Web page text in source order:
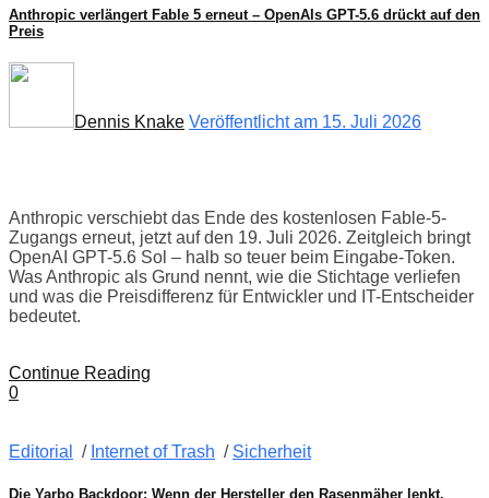
Anthropic verlängert Fable 5 erneut – OpenAIs GPT-5.6 drückt auf den
Preis
Dennis Knake Veröffentlicht am 15. Juli 2026
Anthropic verschiebt das Ende des kostenlosen Fable-5-
Zugangs erneut, jetzt auf den 19. Juli 2026. Zeitgleich bringt
OpenAI GPT-5.6 Sol – halb so teuer beim Eingabe-Token.
Was Anthropic als Grund nennt, wie die Stichtage verliefen
und was die Preisdifferenz für Entwickler und IT-Entscheider
bedeutet.
Continue Reading
0
Editorial / Internet of Trash / Sicherheit
Die Yarbo Backdoor: Wenn der Hersteller den Rasenmäher lenkt,